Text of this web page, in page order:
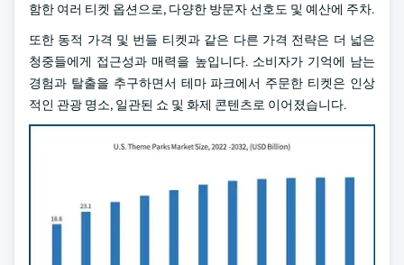
함한 여러 티켓 옵션으로, 다양한 방문자 선호도 및 예산에 주차.
또한 동적 가격 및 번들 티켓과 같은 다른 가격 전략은 더 넓은
청중들에게 접근성과 매력을 높입니다. 소비자가 기억에 남는
경험과 탈출을 추구하면서 테마 파크에서 주문한 티켓은 인상
적인 관광 명소, 일관된 쇼 및 화제 콘텐츠로 이어졌습니다.